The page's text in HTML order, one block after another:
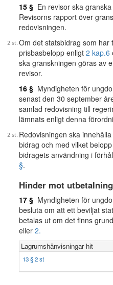
15 § En revisor ska
Revisorns rapport över
redovisningen.
Om det statsbidrag som har
prisbasbelopp enligt 2 kap.6
ska granskningen göras av
revisor.
16 § Myndigheten för
senast den 30 september
samlad redovisning till
lämnats enligt denna
Redovisningen ska
bidrag och med vilket
bidragets användning i
§.
Hinder mot utbetalning
17 § Myndigheten för
besluta om att ett beviljat
betalas ut om det finns
eller 2.
Lagrumshänvisningar hit
13 § 2 st